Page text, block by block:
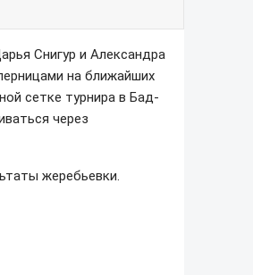
Снигур и Александра
на ближайших
сетке турнира в Бад-
через
жеребьевки.